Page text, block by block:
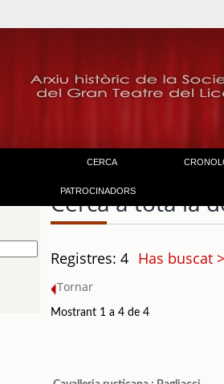
CERCA
PATROCINADORS
Cerca a tota la
Registres: 4 Has buscat
Tornar
Mostrant 1 a 4 de 4